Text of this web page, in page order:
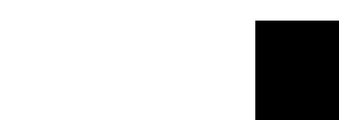
도 여리하고 세련되게 입어져요-